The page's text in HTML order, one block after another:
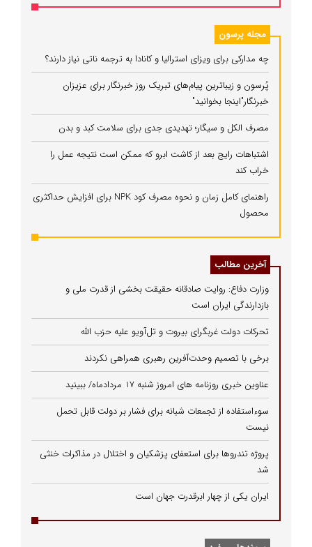
مجله پرسون
چه مدارکی برای ویزای استرالیا و کانادا به ترجمه ناتی نیاز دارند؟
پُرسون و زیباترین پیام‌های تبریک روز خبرنگار برای عزیزان
خبرنگار"اینجا بخوانید"
مصرف الکل و سیگار؛ تهدیدی جدی برای سلامت کبد و بدن
اشتباهات رایج بعد از کاشت ابرو که ممکن است نتیجه عمل را
خراب کند
راهنمای کامل زمان و نحوه مصرف کود NPK برای افزایش حداکثری
محصول
آخرین مطالب
وزارت دفاع: روایت صادقانه حقیقت بخشی از قدرت ملی و
بازدارندگی ایران است
تحرکات دولت غربگرای بیروت و تل‌آویو علیه حزب الله
برخی با تصمیم وحدت‌آفرین رهبری همراهی نکردند
عناوین خبری روزنامه های امروز شنبه 17 مردادماه/ ببینید
سوءاستفاده از تجمعات شبانه برای فشار بر دولت قابل تحمل
نیست
پروژه تندروها برای استعفای پزشکیان و اختلال در مذاکرات خنثی
شد
ایران یکی از چهار ابرقدرت جهان است